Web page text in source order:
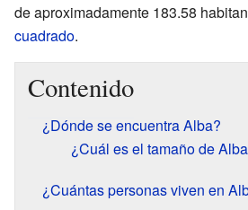
de aproximadamente 183.58
cuadrado.
Contenido
¿Dónde se encuentra Alba?
¿Cuál es el tamaño de
¿Cuántas personas viven en